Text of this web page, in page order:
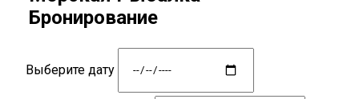
Бронирование
Выберите дату